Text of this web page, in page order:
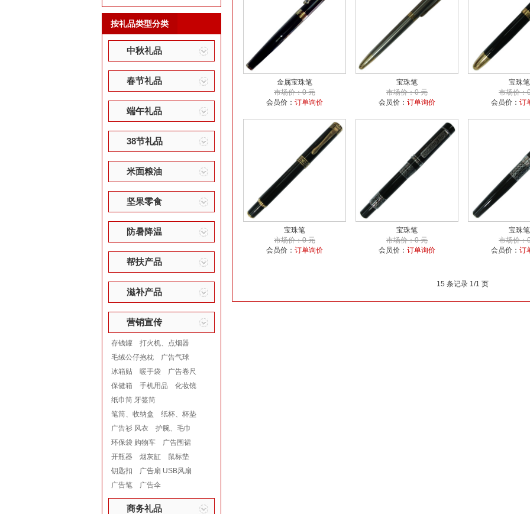
按礼品类型分类
中秋礼品
春节礼品
端午礼品
38节礼品
米面粮油
坚果零食
防暑降温
帮扶产品
滋补产品
营销宣传
存钱罐
打火机、点烟器
毛绒公仔抱枕
广告气球
冰箱贴
暖手袋
广告卷尺
保健箱
手机用品
化妆镜
纸巾筒 牙签筒
笔筒、收纳盒
纸杯、杯垫
广告衫 风衣
护腕、毛巾
环保袋 购物车
广告围裙
开瓶器
烟灰缸
鼠标垫
钥匙扣
广告扇 USB风扇
广告笔
广告伞
商务礼品
金属宝珠笔
市场价：0 元
会员价： 订单询价
宝珠笔
市场价：0 元
会员价： 订单询价
宝珠笔
市场价：
会员价： 订
宝珠笔
市场价：0 元
会员价： 订单询价
宝珠笔
市场价：0 元
会员价： 订单询价
宝珠笔
市场价：
会员价： 订
15 条记录 1/1 页